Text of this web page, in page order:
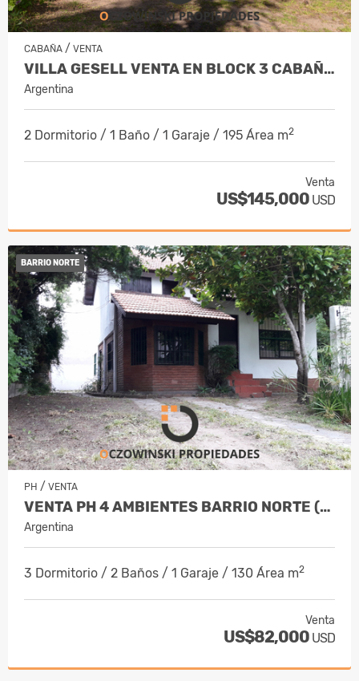
CABAÑA / VENTA
VILLA GESELL VENTA EN BLOCK 3 CABAÑAS
Argentina
2 Dormitorio / 1 Baño / 1 Garaje / 195 Área m2
Venta
US$145,000 USD
BARRIO NORTE
PH / VENTA
VENTA PH 4 AMBIENTES BARRIO NORTE (VILLA GESELL)
Argentina
3 Dormitorio / 2 Baños / 1 Garaje / 130 Área m2
Venta
US$82,000 USD